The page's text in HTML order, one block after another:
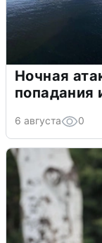
Ночная
попадания
6 августа 0